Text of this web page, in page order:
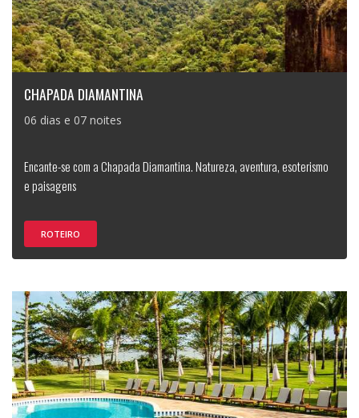
CHAPADA DIAMANTINA
06 dias e 07 noites
Encante-se com a Chapada Diamantina. Natureza, aventura, esoterismo
e paisagens
ROTEIRO